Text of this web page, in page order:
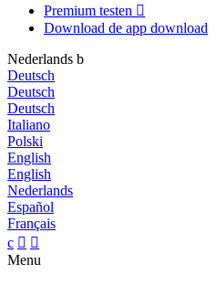
Premium testen 
Download de app download
Nederlands b
Deutsch
Deutsch
Deutsch
Italiano
Polski
English
English
Nederlands
Español
Français
c  
Menu